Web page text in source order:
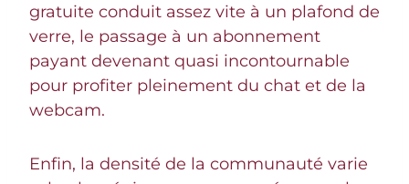
gratuite conduit assez vite à un plafond de
verre, le passage à un abonnement
payant devenant quasi incontournable
pour profiter pleinement du chat et de la
webcam.
Enfin, la densité de la communauté varie